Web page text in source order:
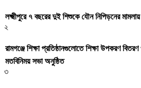
লক্ষ্মীপুরে ৭ বছরের দুই শিশুকে যৌন নিপিড়নের
২
রামগঞ্জে শিক্ষা প্রতিষ্ঠানগুলোতে শিক্ষা উপকরণ
মতবিনিময় সভা অনুষ্ঠিত
৩